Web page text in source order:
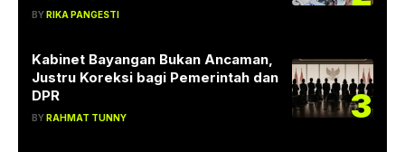
BYRIKA PANGESTI
Kabinet Bayangan Bukan Ancaman,
Justru Koreksi bagi Pemerintah dan
DPR
BYRAHMAT TUNNY 3